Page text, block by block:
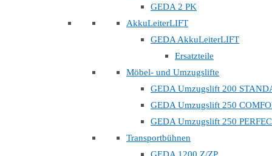
GEDA 2 PK
AkkuLeiterLIFT
GEDA AkkuLeiterLIFT
Ersatzteile
Möbel- und Umzugslifte
GEDA Umzugslift 200
GEDA Umzugslift 250
GEDA Umzugslift 250
Transportbühnen